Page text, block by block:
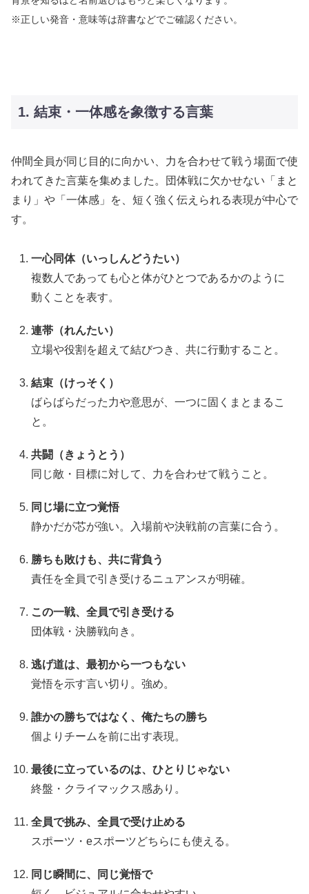
※正しい発音・意味等は辞書などでご確認ください。
1. 結束・一体感を象徴する言葉
仲間全員が同じ目的に向かい、力を合わせて戦う場面で使
われてきた言葉を集めました。団体戦に欠かせない「まと
まり」や「一体感」を、短く強く伝えられる表現が中心で
す。
一心同体（いっしんどうたい）
複数人であっても心と体がひとつであるかのように
動くことを表す。
連帯（れんたい）
立場や役割を超えて結びつき、共に行動すること。
結束（けっそく）
ばらばらだった力や意思が、一つに固くまとまるこ
と。
共闘（きょうとう）
同じ敵・目標に対して、力を合わせて戦うこと。
同じ場に立つ覚悟
静かだが芯が強い。入場前や決戦前の言葉に合う。
勝ちも敗けも、共に背負う
責任を全員で引き受けるニュアンスが明確。
この一戦、全員で引き受ける
団体戦・決勝戦向き。
逃げ道は、最初から一つもない
覚悟を示す言い切り。強め。
誰かの勝ちではなく、俺たちの勝ち
個よりチームを前に出す表現。
最後に立っているのは、ひとりじゃない
終盤・クライマックス感あり。
全員で挑み、全員で受け止める
スポーツ・eスポーツどちらにも使える。
同じ瞬間に、同じ覚悟で